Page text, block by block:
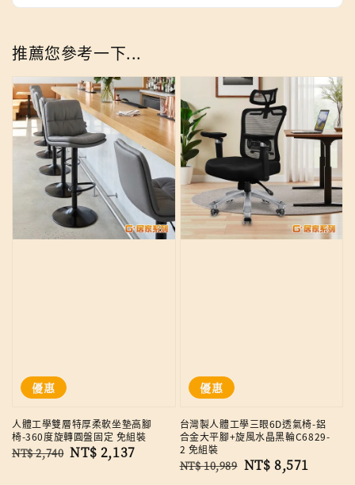
推薦您參考一下...
優惠
人體工學雙層特厚柔軟坐墊高腳
椅-360度旋轉圓盤固定 免組裝
Regular
NT$ 2,740 Sale
NT$ 2,137
優惠
台灣製人體工學三眼6D透氣椅-鋁
合金大平腳+旋風水晶黑輪C6829-
2 免組裝
Regular
NT$ 10,989 Sale
NT$ 8,571